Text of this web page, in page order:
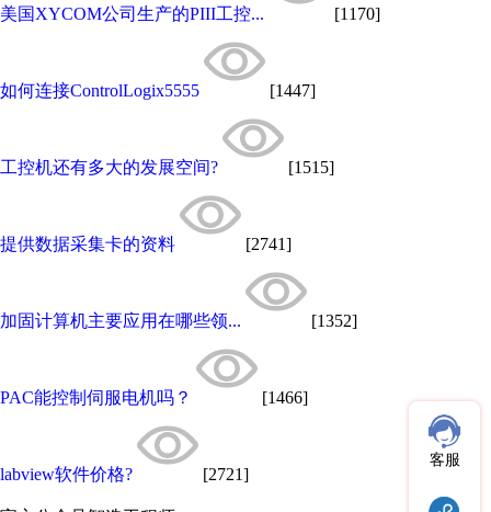
美国XYCOM公司生产的PIII工控... [1170]
如何连接ControlLogix5555 [1447]
工控机还有多大的发展空间? [1515]
提供数据采集卡的资料 [2741]
加固计算机主要应用在哪些领... [1352]
PAC能控制伺服电机吗？ [1466]
labview软件价格? [2721]
客服